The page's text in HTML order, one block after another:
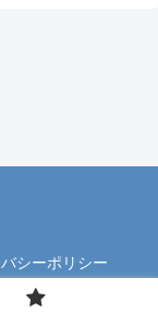
シーポリシー